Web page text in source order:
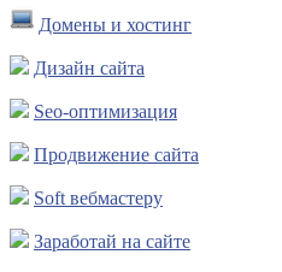
Домены и хостинг
Дизайн сайта
Seo-оптимизация
Продвижение сайта
Soft вебмастеру
Заработай на сайте